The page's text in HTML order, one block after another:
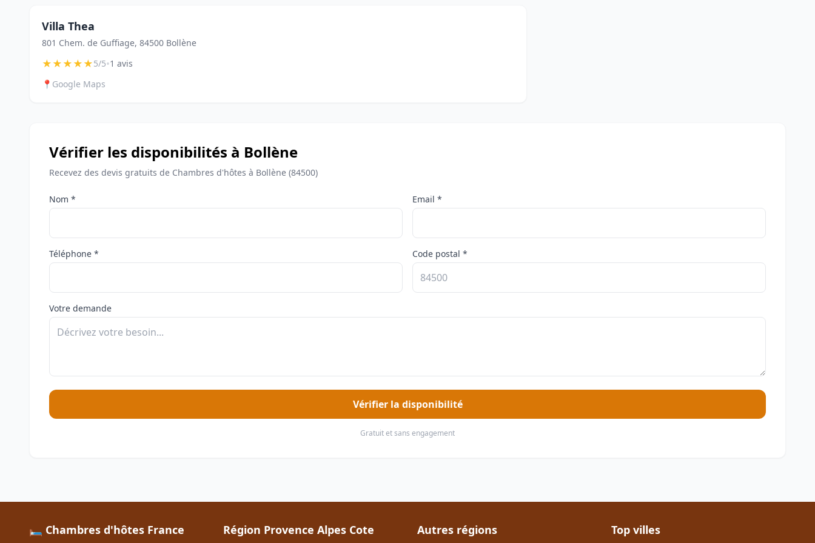
Villa Thea
801 Chem. de Guffiage, 84500 Bollène
★★★★★5/5•1 avis
📍 Google Maps
Vérifier les disponibilités à Bollène
Recevez des devis gratuits de Chambres d'hôtes à Bollène (84500)
Nom * Email *
Téléphone * Code postal *
Votre demande
Vérifier la disponibilité
Gratuit et sans engagement
🛏️ Chambres d'hôtes France
Région Provence Alpes Cote
Autres régions Top villes